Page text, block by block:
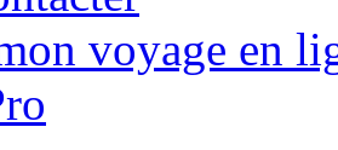
voyage en